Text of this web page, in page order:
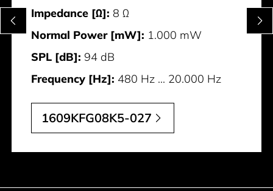
Impedance [Ω]: 8 Ω
Normal Power [mW]: 1.000 mW
SPL [dB]: 94 dB
Frequency [Hz]: 480 Hz ... 20.000 Hz
1609KFG08K5-027